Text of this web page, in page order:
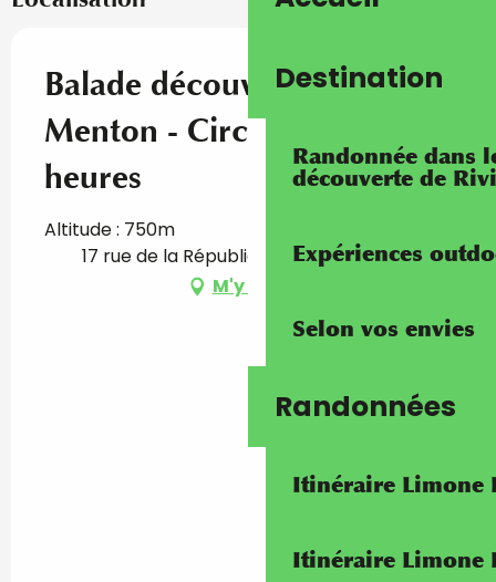
Destination
Randonnée dans
découverte de
Expériences
Selon vos envies
Randonnées
Itinéraire Limone
Itinéraire Limone
Balade découverte de
Menton - Circuit + de 2
heures
Altitude : 750m
17 rue de la République, 06500 Menton
M'y rendre